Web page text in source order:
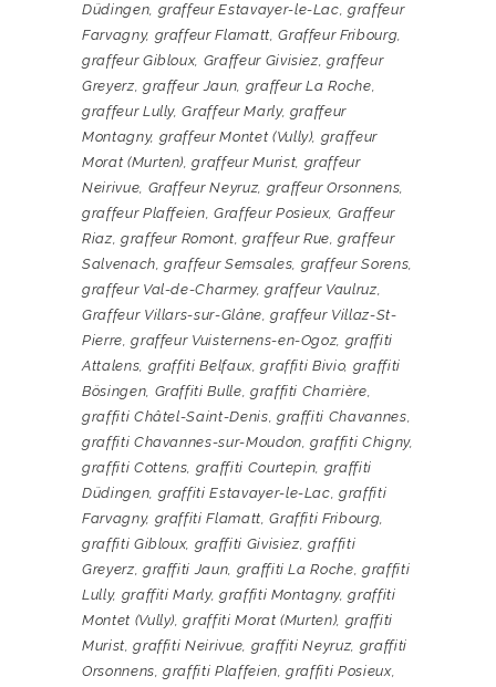
Düdingen, graffeur Estavayer-le-Lac,graffeur
Farvagny, graffeur Flamatt,Graffeur Fribourg,
graffeur Gibloux, Graffeur Givisiez,graffeur
Greyerz, graffeur Jaun, graffeur La Roche,
graffeur Lully,Graffeur Marly, graffeur
Montagny, graffeur Montet (Vully), graffeur
Morat (Murten),graffeur Murist, graffeur
Neirivue, Graffeur Neyruz, graffeur Orsonnens,
graffeur Plaffeien,Graffeur Posieux, Graffeur
Riaz, graffeur Romont, graffeur Rue,graffeur
Salvenach,graffeur Semsales, graffeur Sorens,
graffeur Val-de-Charmey,graffeur Vaulruz,
Graffeur Villars-sur-Glâne,graffeur Villaz-St-
Pierre,graffeur Vuisternens-en-Ogoz, graffiti
Attalens, graffiti Belfaux,graffiti Bivio, graffiti
Bösingen, Graffiti Bulle, graffiti Charrière,
graffiti Châtel-Saint-Denis, graffiti Chavannes,
graffiti Chavannes-sur-Moudon,graffiti Chigny,
graffiti Cottens, graffiti Courtepin, graffiti
Düdingen, graffiti Estavayer-le-Lac,graffiti
Farvagny, graffiti Flamatt,Graffiti Fribourg,
graffiti Gibloux, graffiti Givisiez,graffiti
Greyerz, graffiti Jaun, graffiti La Roche,graffiti
Lully, graffiti Marly, graffiti Montagny,graffiti
Montet (Vully),graffiti Morat (Murten), graffiti
Murist,graffiti Neirivue, graffiti Neyruz, graffiti
Orsonnens,graffiti Plaffeien,graffiti Posieux,